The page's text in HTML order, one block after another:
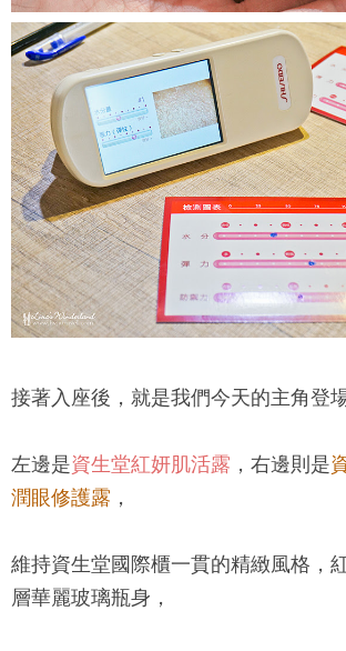
接著入座後，就是我們今天的主角登
左邊是資生堂紅妍肌活露 ，右邊則是
潤眼修護露 ，
維持資生堂國際櫃一貫的精緻風格，
層華麗玻璃瓶身，